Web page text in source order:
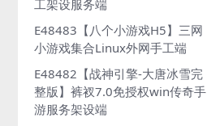
工架设服务端
E48483【八个小游戏H5】三网
小游戏集合Linux外网手工端
E48482【战神引擎-大唐冰雪完
整版】裤衩7.0免授权win传奇手
游服务架设端